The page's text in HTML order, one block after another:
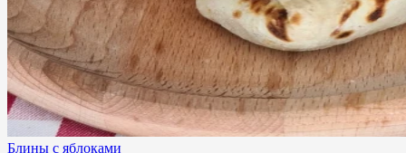
Блины с яблоками